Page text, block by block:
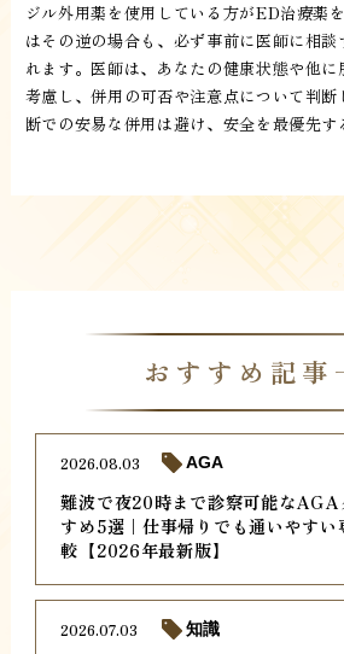
ジル外用薬を使用している方がED治療薬
はその逆の場合も、必ず事前に医師に相談
れます。医師は、あなたの健康状態や他
考慮し、併用の可否や注意点について判
断での安易な併用は避け、安全を最優先す
おすすめ記事
難波で夜20時まで診察可能なAGA
すめ5選｜仕事帰りでも通いやす
較【2026年最新版】
2026.08.03 AGA
2026.07.03 知識